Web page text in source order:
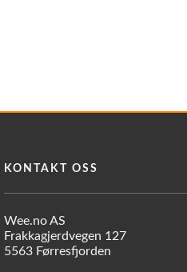
KONTAKT OSS
Wee.no AS
Frakkagjerdvegen 127
5563 Førresfjorden